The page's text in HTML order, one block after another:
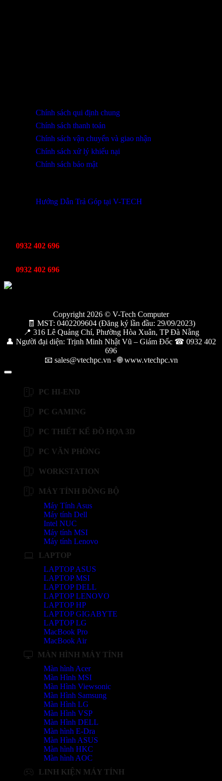
Chính sách qui định chung
Chính sách thanh toán
Chính sách vận chuyển và giao nhận
Chính sách xử lý khiếu nại
Chính sách bảo mật
Hướng Dẫn Trả Góp tại V-TECH
0932 402 696
0932 402 696
Copyright 2026 © V-Tech Computer
🧾 MST: 0402209604 (Đăng ký lần đầu: 29/09/2023)
📍 316 Lê Quảng Chí, Phường Hòa Xuân, TP Đà Nẵng
👤 Người đại diện: Trịnh Minh Nhật Vũ – Giám Đốc ☎ 0932 402
696
📧 sales@vtechpc.vn - 🌐 www.vtechpc.vn
PC HI-END
PC GAMING
PC THIẾT KẾ ĐỒ HỌA 3D
PC VĂN PHÒNG
WORKSTATION
MÁY TÍNH ĐỒNG BỘ
Máy Tính Asus
Máy tính Dell
Intel NUC
Máy tính MSI
Máy tính Lenovo
LAPTOP
LAPTOP ASUS
LAPTOP MSI
LAPTOP DELL
LAPTOP LENOVO
LAPTOP HP
LAPTOP GIGABYTE
LAPTOP LG
MacBook Pro
MacBook Air
MÀN HÌNH MÁY TÍNH
Màn hình Acer
Màn Hình MSI
Màn Hình Viewsonic
Màn Hình Samsung
Màn Hình LG
Màn Hình VSP
Màn Hình DELL
Màn hình E-Dra
Màn Hình ASUS
Màn hình HKC
Màn hình AOC
LINH KIỆN MÁY TÍNH